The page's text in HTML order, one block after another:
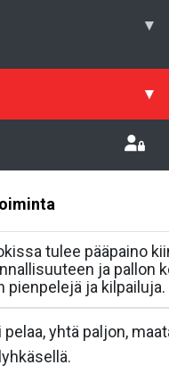
▾
▾
tulee pääpaino
ja pallon
pienpelejä ja kilpailuja.
pelaa, yhtä paljon,